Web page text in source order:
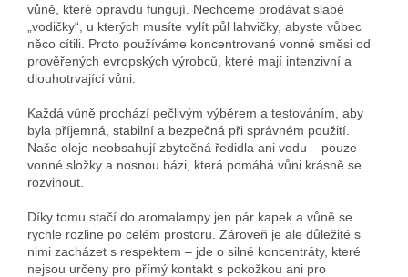
vůně, které opravdu fungují. Nechceme prodávat slabé
„vodičky“, u kterých musíte vylít půl lahvičky, abyste vůbec
něco cítili. Proto používáme koncentrované vonné směsi od
prověřených evropských výrobců, které mají intenzivní a
dlouhotrvající vůni.
Každá vůně prochází pečlivým výběrem a testováním, aby
byla příjemná, stabilní a bezpečná při správném použití.
Naše oleje neobsahují zbytečná ředidla ani vodu – pouze
vonné složky a nosnou bázi, která pomáhá vůni krásně se
rozvinout.
Díky tomu stačí do aromalampy jen pár kapek a vůně se
rychle rozline po celém prostoru. Zároveň je ale důležité s
nimi zacházet s respektem – jde o silné koncentráty, které
nejsou určeny pro přímý kontakt s pokožkou ani pro